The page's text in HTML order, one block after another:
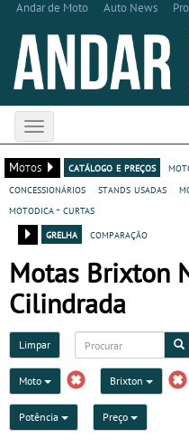
Andar de Moto Auto News
Toggle
navigation
Motos
catálogo e preços
concessionários
stands usadas
motodica - curtas
grelha
comparação
Motas Brixton
Cilindrada
Limpar
Moto Brixton
Potência Preço